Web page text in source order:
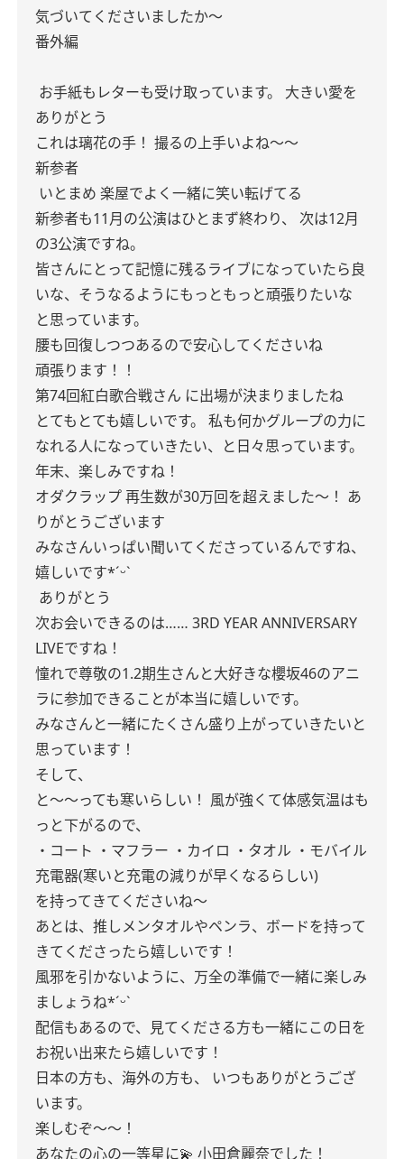
気づいてくださいましたか〜
番外編
お手紙もレターも受け取っています。
大きい愛を
ありがとう
これは璃花の手！ 撮るの上手いよね〜〜
新参者
いとまめ 楽屋でよく一緒に笑い転げてる
新参者も11月の公演はひとまず終わり、
次は12月
の3公演ですね。
皆さんにとって記憶に残るライブになっていたら良
いな、そうなるようにもっともっと頑張りたいな
と思っています。
腰も回復しつつあるので安心してくださいね
頑張ります！！
第74回紅白歌合戦さん に出場が決まりましたね
とてもとても嬉しいです。
私も何かグループの力に
なれる人になっていきたい、と日々思っています。
年末、楽しみですね！
オダクラップ再生数が30万回を超えました〜！ あ
りがとうございます
みなさんいっぱい聞いてくださっているんですね、
嬉しいです*ˊᵕˋ
ありがとう
次お会いできるのは…… 3RD YEAR ANNIVERSARY
LIVEですね！
憧れで尊敬の1.2期生さんと大好きな櫻坂46のアニ
ラに参加できることが本当に嬉しいです。
みなさんと一緒にたくさん盛り上がっていきたいと
思っています！
そして、
と〜〜っても寒いらしい！ 風が強くて体感気温はも
っと下がるので、
・コート ・マフラー ・カイロ ・タオル ・モバイル
充電器(寒いと充電の減りが早くなるらしい)
を持ってきてくださいね〜
あとは、推しメンタオルやペンラ、ボードを持って
きてくださったら嬉しいです！
風邪を引かないように、万全の準備で一緒に楽しみ
ましょうね*ˊᵕˋ
配信もあるので、見てくださる方も一緒にこの日を
お祝い出来たら嬉しいです！
日本の方も、海外の方も、
いつもありがとうござ
います。
楽しむぞ〜〜！
あなたの心の一等星に💫 小田倉麗奈でした！